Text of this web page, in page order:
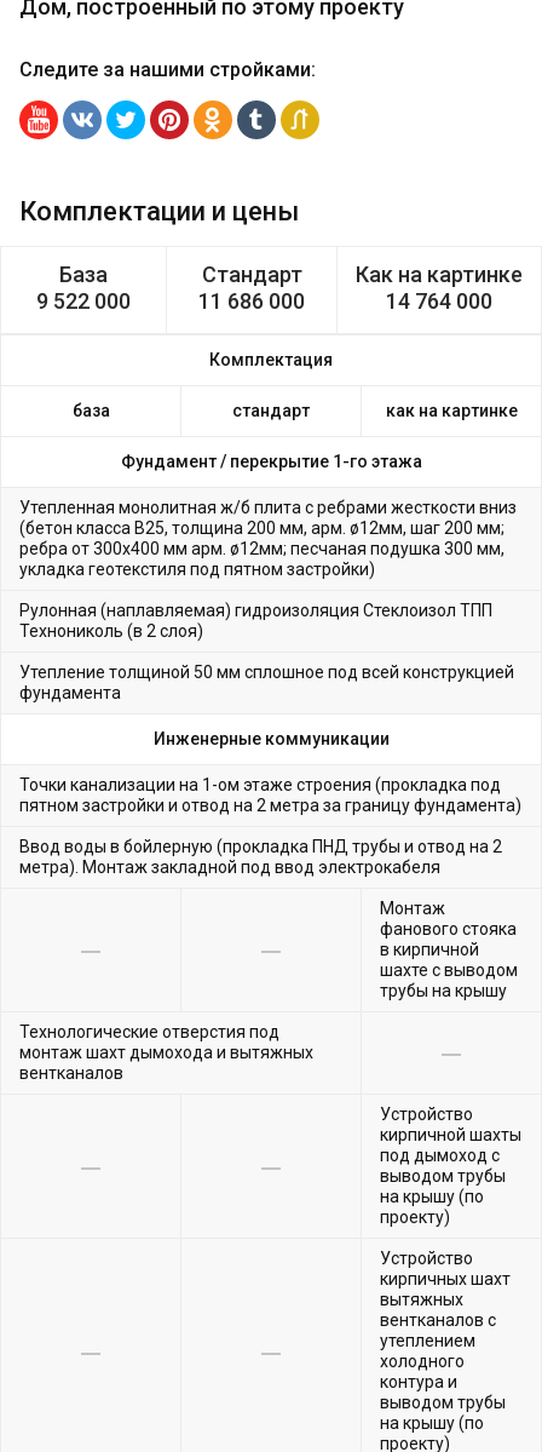
Дом, построенный по этому проекту
Следите за нашими стройками:
Комплектации и цены
База
9 522 000
Стандарт
11 686 000
Как на картинке
14 764 000
Комплектация
база стандарт как на картинке
Фундамент / перекрытие 1-го этажа
Утепленная монолитная ж/б плита с ребрами жесткости вниз
(бетон класса В25, толщина 200 мм, арм. ø12мм, шаг 200 мм;
ребра от 300х400 мм арм. ø12мм; песчаная подушка 300 мм,
укладка геотекстиля под пятном застройки)
Рулонная (наплавляемая) гидроизоляция Стеклоизол ТПП
Технониколь (в 2 слоя)
Утепление толщиной 50 мм сплошное под всей конструкцией
фундамента
Инженерные коммуникации
Точки канализации на 1-ом этаже строения (прокладка под
пятном застройки и отвод на 2 метра за границу фундамента)
Ввод воды в бойлерную (прокладка ПНД трубы и отвод на 2
метра). Монтаж закладной под ввод электрокабеля
Монтаж
фанового стояка
в кирпичной
шахте с выводом
трубы на крышу
Технологические отверстия под
монтаж шахт дымохода и вытяжных
вентканалов
Устройство
кирпичной шахты
под дымоход с
выводом трубы
на крышу (по
проекту)
Устройство
кирпичных шахт
вытяжных
вентканалов с
утеплением
холодного
контура и
выводом трубы
на крышу (по
проекту)